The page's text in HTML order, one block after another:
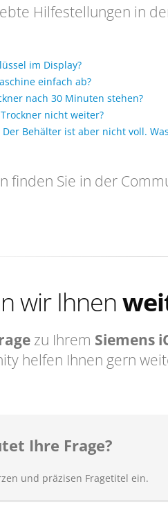
Hilfestellungen in
im Display?
einfach ab?
nach 30 Minuten stehen?
nicht weiter?
Behälter ist aber nicht voll.
finden Sie in der
wir Ihnen
zu Ihrem Siemens
helfen Ihnen gern
Ihre Frage?
und präzisen Fragetitel ein.